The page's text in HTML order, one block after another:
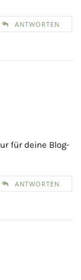
ANTWORTEN
für deine Blog-
ANTWORTEN